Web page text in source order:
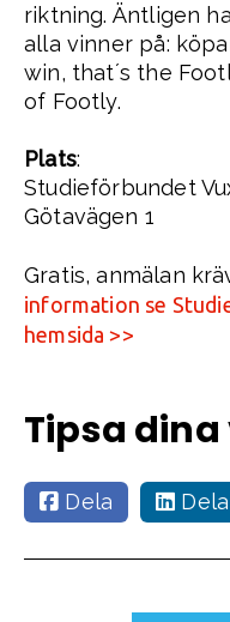
riktning. Äntligen
alla vinner på:
win, that´s the
of Footly.
Plats:
Studieförbundet
Götavägen 1
Gratis, anmälan
information se
hemsida >>
Tipsa
Dela Dela